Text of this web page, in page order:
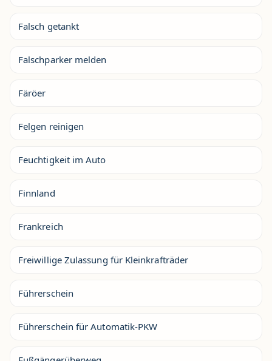
Falsch getankt
Falschparker melden
Färöer
Felgen reinigen
Feuchtigkeit im Auto
Finnland
Frankreich
Freiwillige Zulassung für Kleinkrafträder
Führerschein
Führerschein für Automatik-PKW